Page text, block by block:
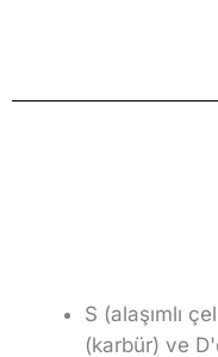
S (alaşımlı
(karbür) ve